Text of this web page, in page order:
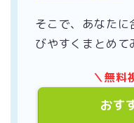
そこで、あなたに
びやすくまとめて
＼無料
おす